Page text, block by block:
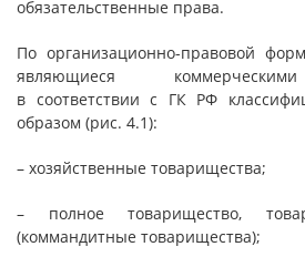
обязательственные права.
По организационно-правовой
являющиеся
в соответствии с ГК РФ
образом (рис. 4.1):
– хозяйственные товарищества;
– полное товарищество,
(коммандитные товарищества);